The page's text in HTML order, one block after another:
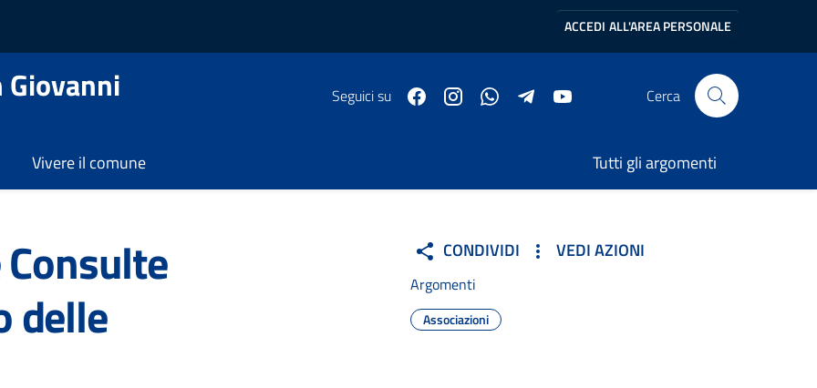
ACCEDI ALL'AREA PERSONALE
Giovanni Seguici su Cerca
Vivere il comune Tutti gli argomenti
Regolamenti / Regolamento delle Consulte cittadine e dell’Albo delle Associazioni
delle
CONDIVIDI VEDI AZIONI
Argomenti
Associazioni